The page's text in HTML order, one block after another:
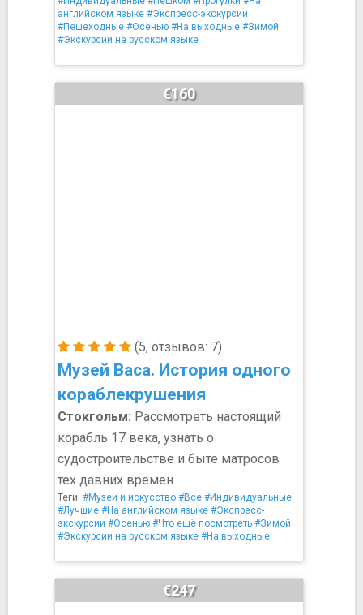
английском языке #Экспресс-экскурсии
#Пешеходные #Осенью #На выходные #Зимой
#Экскурсии на русском языке
(5, отзывов: 7)
Музей Васа. История одного
кораблекрушения
€160
Стокгольм: Рассмотреть настоящий
корабль 17 века, узнать о
судостроительстве и быте матросов
тех давних времен
Теги: #Музеи и искусство #Все #Индивидуальные
#Лучшие #На английском языке #Экспресс-
экскурсии #Осенью #Что ещё посмотреть #Зимой
#Экскурсии на русском языке #На выходные
€247